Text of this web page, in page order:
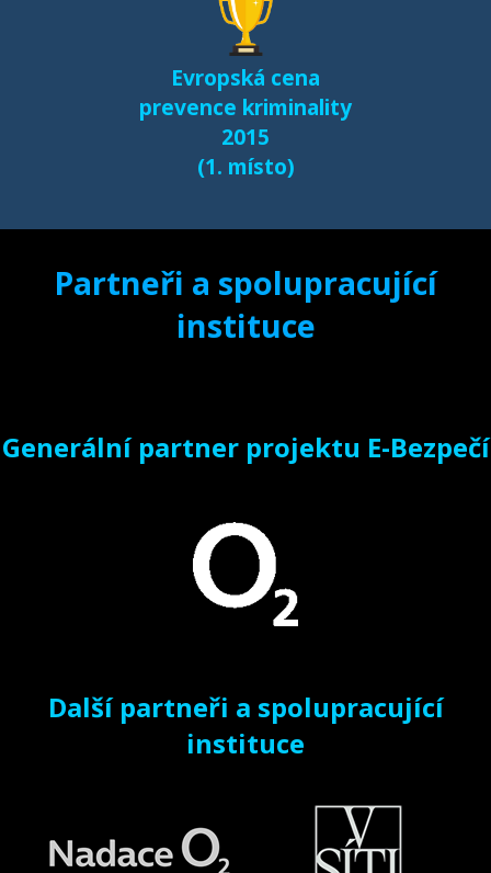
Evropská cena
prevence kriminality
2015
(1. místo)
Partneři a spolupracující
instituce
Generální partner projektu E-Bezpečí
Další partneři a spolupracující
instituce